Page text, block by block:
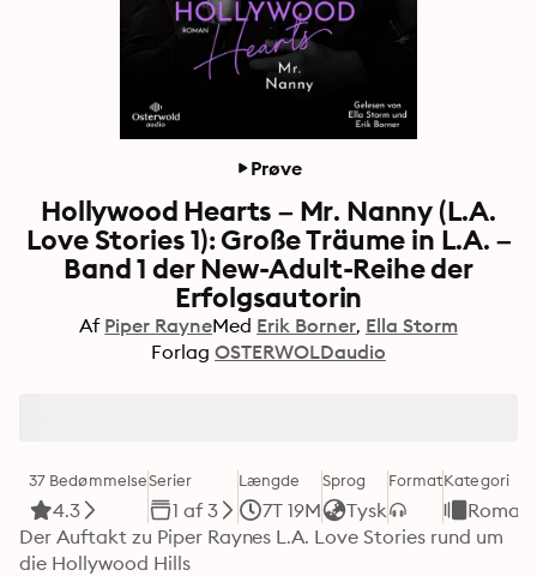
Prøve
Hollywood Hearts – Mr. Nanny (L.A.
Love Stories 1): Große Träume in L.A. –
Band 1 der New-Adult-Reihe der
Erfolgsautorin
Af Piper RayneMed Erik Borner Ella Storm
Forlag OSTERWOLDaudio
37 Bedømmelse
4.3
Serier
1 af 3
Længde
7T 19M
Sprog
Tysk
FormatKategori
Der Auftakt zu Piper Raynes L.A. Love Stories rund um
die Hollywood Hills